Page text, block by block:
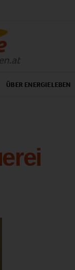
ÜBER ENERGIELEBEN